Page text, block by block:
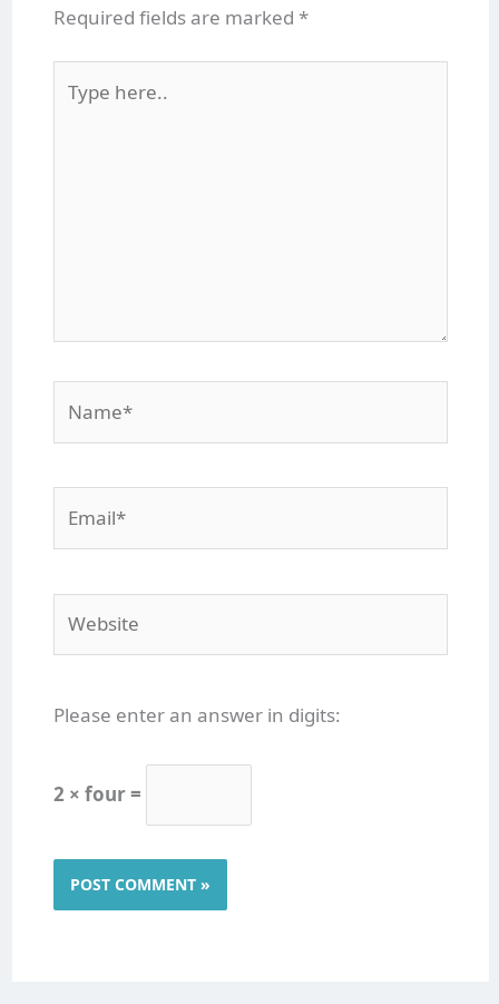
Required fields are marked *
here..
Please enter an answer in digits:
2 × four =